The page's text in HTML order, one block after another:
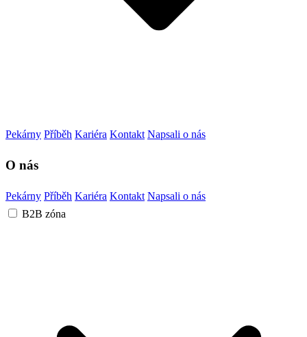
Pekárny Příběh Kariéra Kontakt Napsali o nás
O nás
Pekárny Příběh Kariéra Kontakt Napsali o nás
B2B zóna